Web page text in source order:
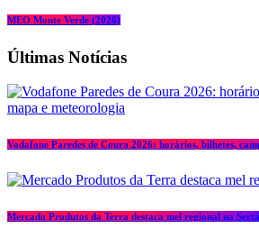
MEO Monte Verde (2026)
Últimas Notícias
Vodafone Paredes de Coura 2026: horários, bilhetes,
Mercado Produtos da Terra destaca mel regional na Sertã